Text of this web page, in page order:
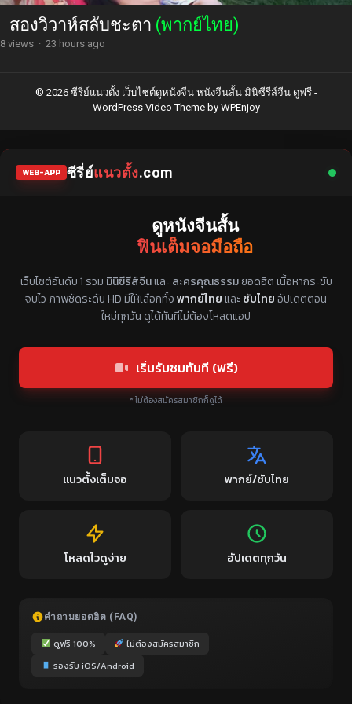
สองวิวาห์สลับชะตา (พากย์ไทย)
8 views · 23 hours ago
© 2026 ซีรี่ย์แนวตั้ง เว็บไซต์ดูหนังจีน หนังจีนสั้น มินิซีรีส์จีน ดูฟรี -
WordPress Video Themeby WPEnjoy
WEB-APP ซีรี่ย์แนวตั้ง.com
ดูหนังจีนสั้น
ฟินเต็มจอมือถือ
เว็บไซต์อันดับ 1 รวม มินิซีรีส์จีนและ ละครคุณธรรมยอดฮิต เนื้อหากระชับ
จบไว ภาพชัดระดับ HD มีให้เลือกทั้งพากย์ไทยและ ซับไทยอัปเดตตอน
ใหม่ทุกวัน ดูได้ทันทีไม่ต้องโหลดแอป
เริ่มรับชมทันที (ฟรี)
* ไม่ต้องสมัครสมาชิกก็ดูได้
แนวตั้งเต็มจอ พากย์/ซับไทย
โหลดไวดูง่าย อัปเดตทุกวัน
คำถามยอดฮิต (FAQ)
ดูฟรี 100%
ไม่ต้องสมัครสมาชิก
รองรับ iOS/Android